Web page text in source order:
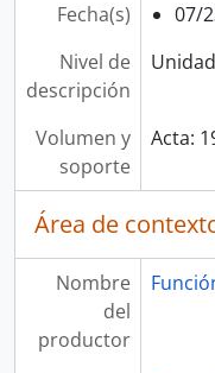
Fecha(s)
07/
Nivel de
descripción
Volumen y
soporte
Acta:
Área de
Nombre
del
productor